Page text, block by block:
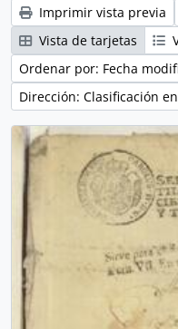
Imprimir vista previa
Vista de tarjetas
Ordenar por: Fecha
Dirección: Clasificación